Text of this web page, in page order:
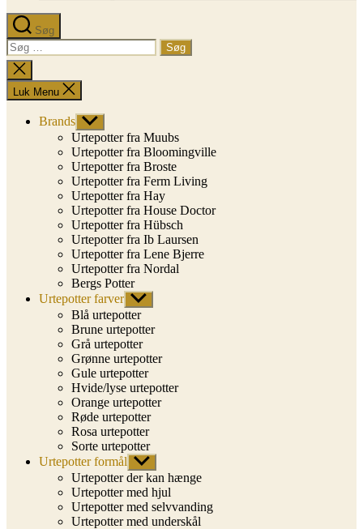
Søg
Søg
efter:
Luk
søgning
Luk Menu
Brands Vis
undermenu
Urtepotter fra Muubs
Urtepotter fra Bloomingville
Urtepotter fra Broste
Urtepotter fra Ferm Living
Urtepotter fra Hay
Urtepotter fra House Doctor
Urtepotter fra Hübsch
Urtepotter fra Ib Laursen
Urtepotter fra Lene Bjerre
Urtepotter fra Nordal
Bergs Potter
Urtepotter farver Vis
undermenu
Blå urtepotter
Brune urtepotter
Grå urtepotter
Grønne urtepotter
Gule urtepotter
Hvide/lyse urtepotter
Orange urtepotter
Røde urtepotter
Rosa urtepotter
Sorte urtepotter
Urtepotter formål Vis
undermenu
Urtepotter der kan hænge
Urtepotter med hjul
Urtepotter med selvvanding
Urtepotter med underskål